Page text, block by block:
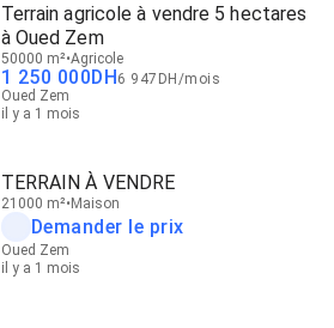
Terrain agricole à vendre 5 hectares
à Oued Zem
50000 m² Agricole
1 250 000DH6 947 DH /mois
Oued Zem
il y a 1 mois
TERRAIN À VENDRE
21000 m² Maison
Demander le prix
Oued Zem
il y a 1 mois